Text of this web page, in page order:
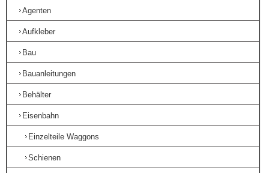
Agenten
Aufkleber
Bau
Bauanleitungen
Behälter
Eisenbahn
Einzelteile Waggons
Schienen